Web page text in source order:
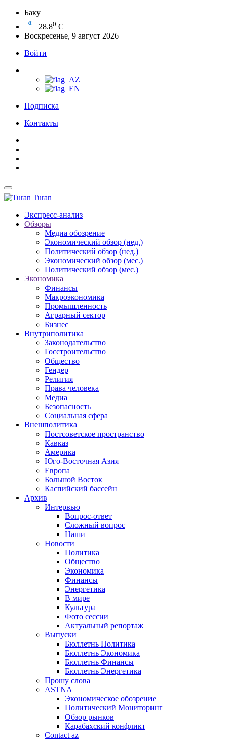
Баку
28.80 C
Воскресенье, 9 август 2026
Войти
Подписка
Контакты
Turan
Экспресс-анализ
Обзоры
Медиа обозрение
Экономический обзор (нед.)
Политический обзор (нед.)
Экономический обзор (мес.)
Политический обзор (мес.)
Экономика
Финансы
Макроэкономика
Промышленность
Аграрный сектор
Бизнес
Внутриполитика
Законодательство
Госстроительство
Общество
Гендер
Религия
Права человека
Медиа
Безопасность
Социальная сфера
Внешполитика
Постсоветское пространство
Кавказ
Америка
Юго-Восточная Азия
Европа
Большой Восток
Каспийский бассейн
Архив
Интервью
Вопрос-ответ
Сложный вопрос
Наши
Новости
Политика
Общество
Экономика
Финансы
Энергетика
В мире
Культура
Фото сессии
Актуальный репортаж
Выпуски
Бюллетнь Политика
Бюллетнь Экономика
Бюллетнь Финансы
Бюллетнь Энергетика
Прошу слова
ASTNA
Экономическое обозрение
Политический Мониторинг
Обзор рынков
Карабахский конфликт
Contact az